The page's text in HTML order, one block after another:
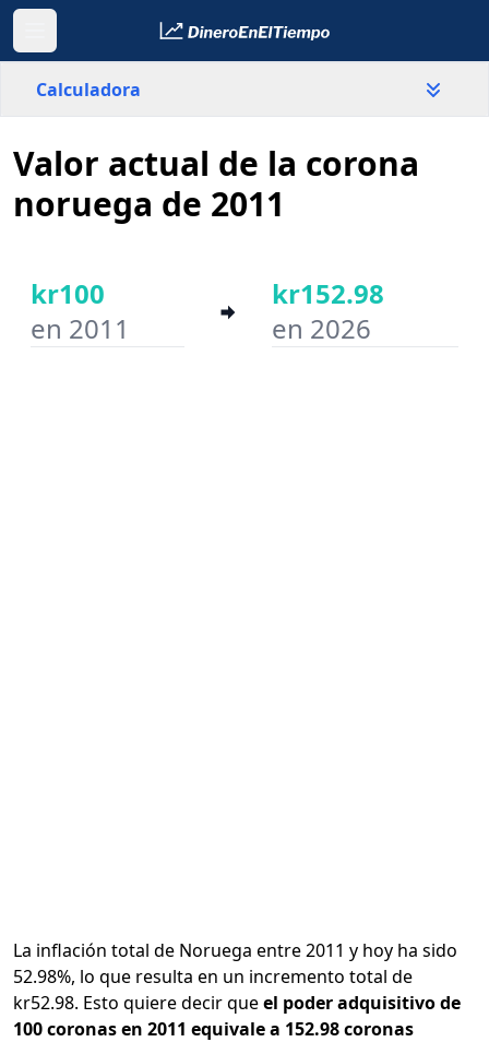
Calculadora
País
Año inicial
Valor actual de la corona
noruega de 2011
kr100
en 2011
kr152.98
en 2026
La inflación total de Noruega entre 2011 y hoy ha sido
52.98%, lo que resulta en un incremento total de
kr52.98. Esto quiere decir queel poder adquisitivo de
100 coronas en 2011 equivale a 152.98 coronas